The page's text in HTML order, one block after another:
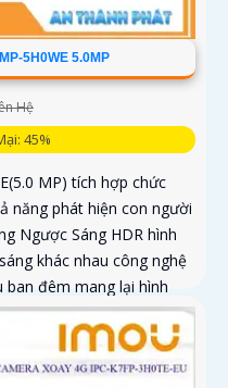
5H0WE 5.0MP
Hệ
45%
MP) tích hợp chức
năng phát hiện con người
Ngược Sáng HDR hình
khác nhau công nghệ
ban đêm mang lại hình